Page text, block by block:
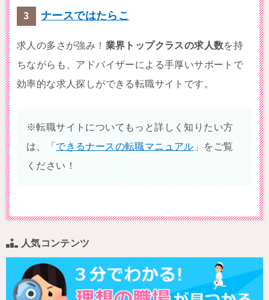
ナースではたらこ
求人の多さが強み！ 業界トップクラスの求人数を持
ちながらも、アドバイザーによる手厚いサポートで
効率的な求人探しができる転職サイトです。
※転職サイトについてもっと詳しく知りたい方
は、「できるナースの転職マニュアル 」をご覧
ください！
人気コンテンツ